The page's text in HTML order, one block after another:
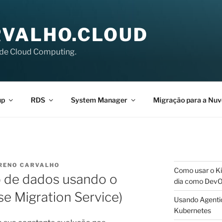
Cloud Computing.
RDS System Manager Migração para a
CARVALHO
dados usando o
Migration Service)
Como usar o
dia como
Usando
Kubernetes